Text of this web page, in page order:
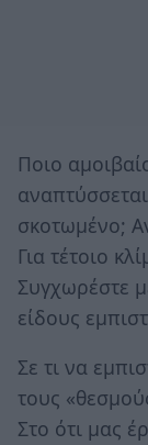
Ποιο
σκοτωμένο;
Για τέτοιο
Συγχωρέστε
είδους
Σε τι να
τους
Στο ότι μας